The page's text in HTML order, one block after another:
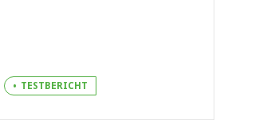
TESTBERICHT